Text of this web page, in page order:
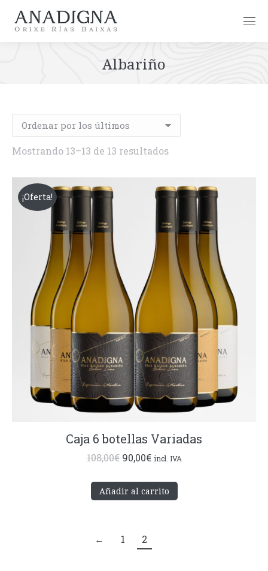
Albariño
Mostrando 13–13 de 13 resultadosOrdenado
los
últimos
¡Oferta!
Caja 6 botellas Variadas
108,00€ El
original
90,00€El
actual
incl. IVA
Añadir al carrito
← 1 2